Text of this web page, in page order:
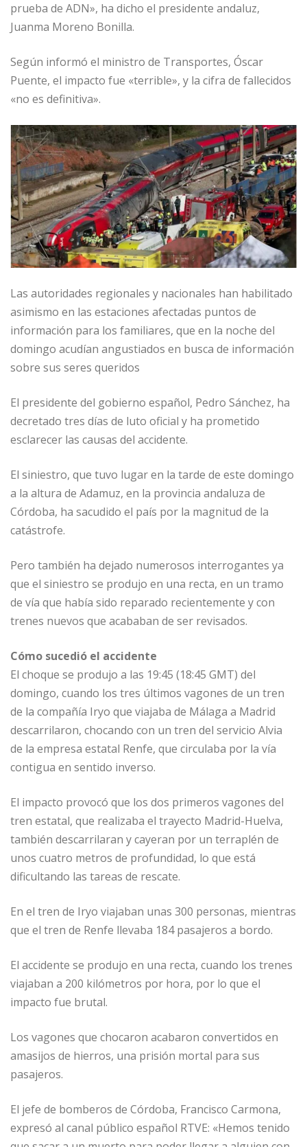
prueba de ADN», ha dicho el presidente andaluz,
Juanma Moreno Bonilla.
Según informó el ministro de Transportes, Óscar
Puente, el impacto fue «terrible», y la cifra de fallecidos
«no es definitiva».
Las autoridades regionales y nacionales han habilitado
asimismo en las estaciones afectadas puntos de
información para los familiares, que en la noche del
domingo acudían angustiados en busca de información
sobre sus seres queridos
El presidente del gobierno español, Pedro Sánchez, ha
decretado tres días de luto oficial y ha prometido
esclarecer las causas del accidente.
El siniestro, que tuvo lugar en la tarde de este domingo
a la altura de Adamuz, en la provincia andaluza de
Córdoba, ha sacudido el país por la magnitud de la
catástrofe.
Pero también ha dejado numerosos interrogantes ya
que el siniestro se produjo en una recta, en un tramo
de vía que había sido reparado recientemente y con
trenes nuevos que acababan de ser revisados.
Cómo sucedió el accidente
El choque se produjo a las 19:45 (18:45 GMT) del
domingo, cuando los tres últimos vagones de un tren
de la compañía Iryo que viajaba de Málaga a Madrid
descarrilaron, chocando con un tren del servicio Alvia
de la empresa estatal Renfe, que circulaba por la vía
contigua en sentido inverso.
El impacto provocó que los dos primeros vagones del
tren estatal, que realizaba el trayecto Madrid-Huelva,
también descarrilaran y cayeran por un terraplén de
unos cuatro metros de profundidad, lo que está
dificultando las tareas de rescate.
En el tren de Iryo viajaban unas 300 personas, mientras
que el tren de Renfe llevaba 184 pasajeros a bordo.
El accidente se produjo en una recta, cuando los trenes
viajaban a 200 kilómetros por hora, por lo que el
impacto fue brutal.
Los vagones que chocaron acabaron convertidos en
amasijos de hierros, una prisión mortal para sus
pasajeros.
El jefe de bomberos de Córdoba, Francisco Carmona,
expresó al canal público español RTVE: «Hemos tenido